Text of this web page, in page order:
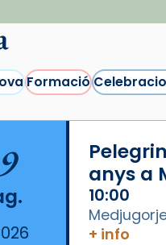
Formació
anys a
10:00
+ info